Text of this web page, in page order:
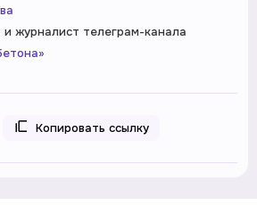
и журналист телеграм-канала
Копировать ссылку